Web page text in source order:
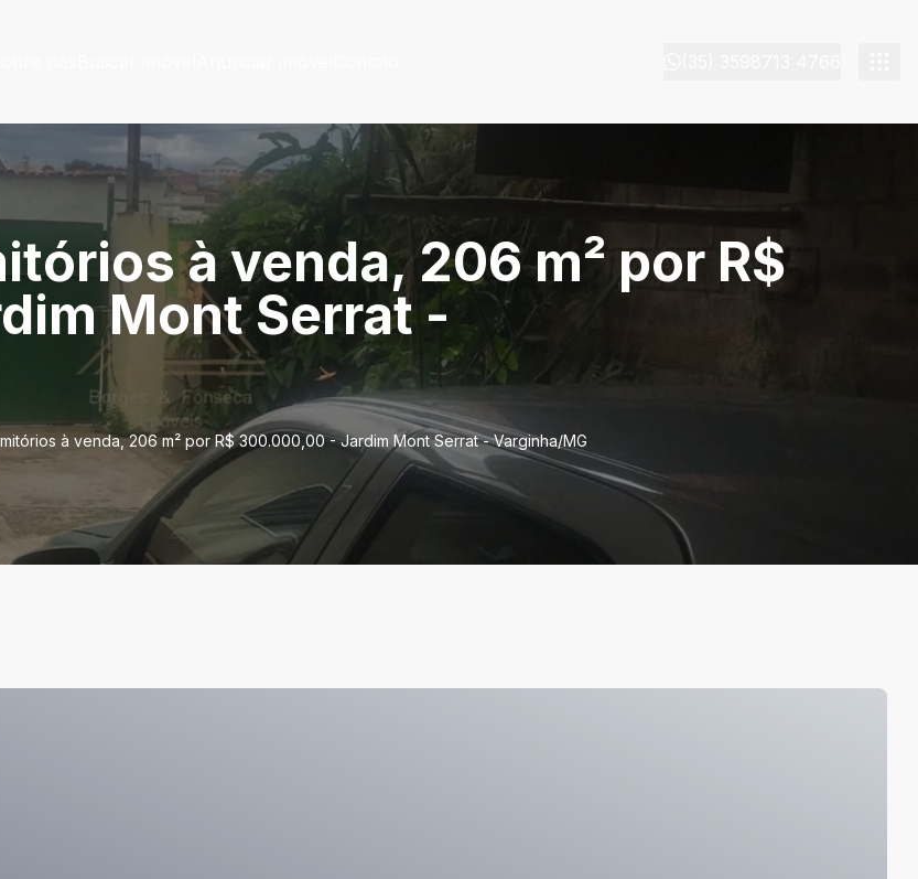
à venda, 206 m² por R$
Mont Serrat -
à venda, 206 m² por R$ 300.000,00 - Jardim Mont Serrat - Varginha/MG